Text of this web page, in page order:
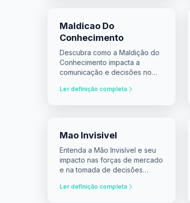
Maldicao Do
Conhecimento
Descubra como a Maldição do
Conhecimento impacta a
comunicação e decisões no
Ler definição completa
Mao Invisivel
Entenda a Mão Invisível e seu
impacto nas forças de mercado
e na tomada de decisões
Ler definição completa